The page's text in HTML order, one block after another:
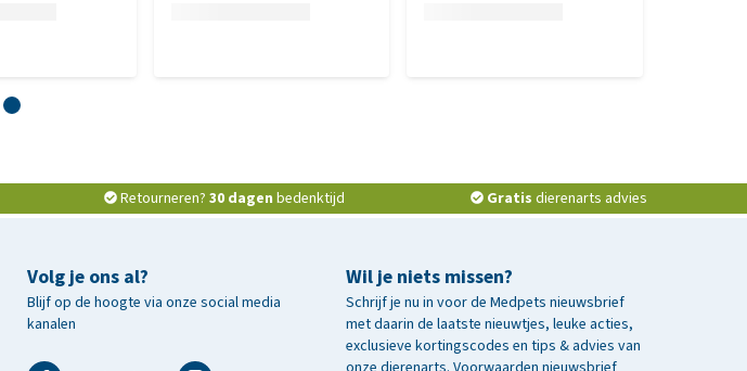
Retourneren? 30 dagen bedenktijd Gratis dierenarts advies
Wil je niets missen?
Schrijf je nu in voor de Medpets nieuwsbrief
met daarin de laatste nieuwtjes, leuke acties,
exclusieve kortingscodes en tips & advies van
Volg je ons al?
Blijf op de hoogte via onze social media
kanalen